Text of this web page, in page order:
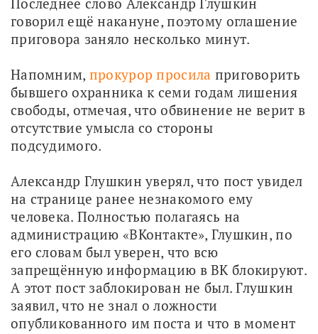
говорил ещё накануне, поэтому оглашение
приговора заняло несколько минут.
Напомним, прокурор просила приговорить
бывшего охранника к семи годам лишения
свободы, отмечая, что обвинение не верит в
отсутствие умысла со стороны
подсудимого.
Александр Глушкин уверял, что пост увидел
на странице ранее незнакомого ему
человека. Полностью полагаясь на
администрацию «ВКонтакте», Глушкин, по
его словам был уверен, что всю
запрещённую информацию в ВК блокируют.
А этот пост заблокирован не был. Глушкин
заявил, что не знал о ложности
опубликованного им поста и что в момент